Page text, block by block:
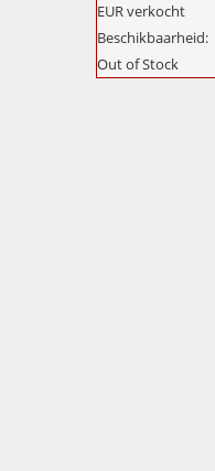
EURverkocht
Beschikbaarheid:
Out of Stock